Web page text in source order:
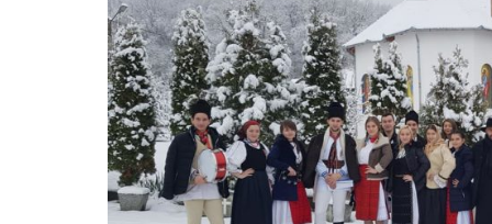
■ CARTOGRAFIE
■ SALARIZARE ȘI
■ LEGISLAȚIE ▸
■ ORARE